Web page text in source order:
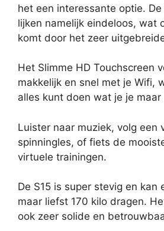
het een interessante optie.
lijken namelijk eindeloos, wat
komt door het zeer
Het Slimme HD Touchscreen
makkelijk en snel met je Wifi,
alles kunt doen wat je je
Luister naar muziek, volg een
spinningles, of fiets de
virtuele trainingen.
De S15 is super stevig en kan
maar liefst 170 kilo dragen.
ook zeer solide en